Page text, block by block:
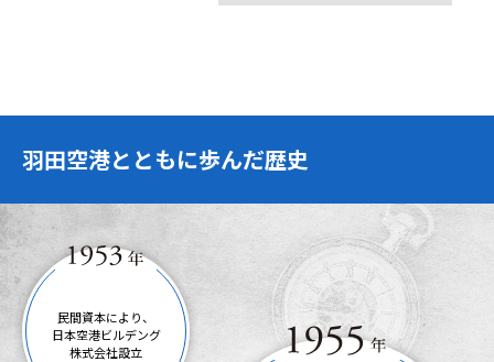
羽田空港とともに歩んだ歴史
民間資本により、
日本空港ビルデング
株式会社設立